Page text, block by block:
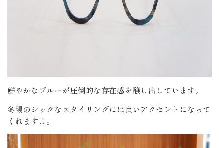
鮮やかなブルーが圧倒的な存在感を醸し出しています。
冬場のシックなスタイリングには良いアクセントになって
くれますよ。